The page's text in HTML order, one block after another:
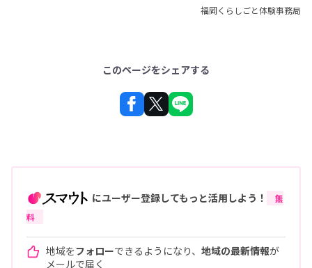
福岡くらしごと体験事務局
このページをシェアする
にユーザー登録してもっと活用しよう！
無
料
地域をフォローできるようになり、 地域の最新情報が
メールで届く